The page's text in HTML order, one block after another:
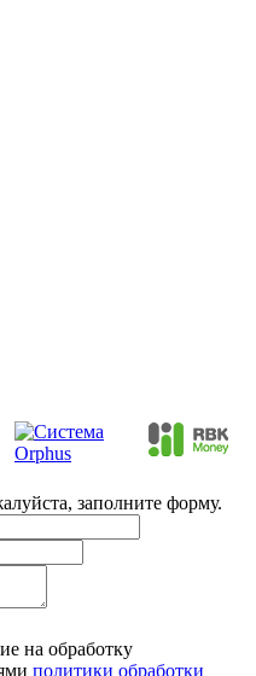
заполните форму.
на обработку
политики обработки